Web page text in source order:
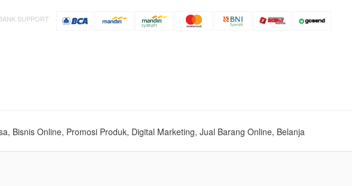
SUPPORT
Bisnis Online, Promosi Produk, Digital Marketing, Jual Barang Online, Belanja